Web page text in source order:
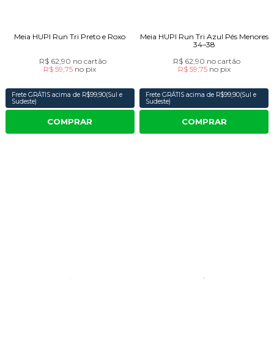
Meia HUPI Run Tri Preto e Roxo
R$ 62,90 no cartão
R$ 59,75 no pix
Frete GRÁTIS acima de R$99,90(Sul e
Sudeste)
COMPRAR
Meia HUPI Run Tri Azul Pés Menores
34–38
R$ 62,90 no cartão
R$ 59,75 no pix
Frete GRÁTIS acima de R$99,90(Sul e
Sudeste)
COMPRAR